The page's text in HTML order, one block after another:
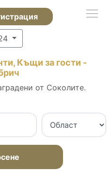
Къщи за гости -
от Соколите.